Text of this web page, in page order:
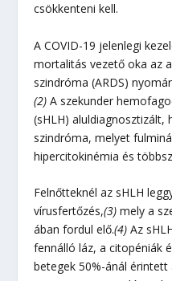
csökkenteni kell.
A COVID-19 jelenlegi
mortalitás vezető oka az
szindróma (ARDS)
(2) A szekunder
(sHLH)
szindróma, melyet
hipercitokinémia és
Felnőtteknél az sHLH
vírusfertőzés,(3) mely a
ában fordul elő.(4) Az
fennálló láz, a citopéniák
betegek 50%-ánál érintett